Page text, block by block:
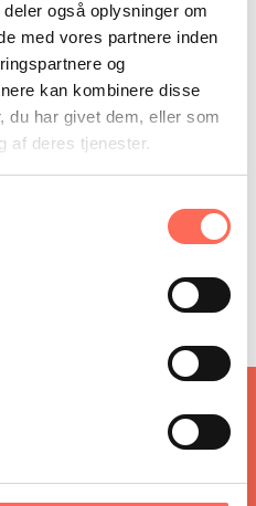
også oplysninger om
med vores partnere inden
og
kan kombinere disse
du har givet dem, eller som
af deres tjenester.
om arvestridigheder i
under forandring
til